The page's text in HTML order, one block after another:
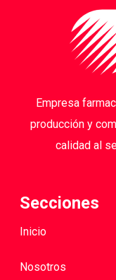
Empresa
producción y
calidad al
Secciones
Inicio
Nosotros